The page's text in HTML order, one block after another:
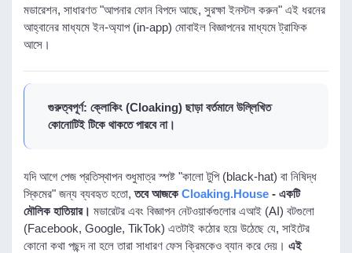
মডারেশন, সাধারণত "আপনার ফোন বিপদে আছে, সুরক্ষা ইনস্টল করুন" এই ধরনের
আহ্বানের মাধ্যমে ইন-অ্যাপ (in-app) মোবাইল বিজ্ঞাপনের মাধ্যমে ট্রাফিক
আসে।
গুরুত্বপূর্ণ: ক্লোকিং (Cloaking) ছাড়া বর্তমানে উল্লিখিত
কোনোটিই টিকে থাকতে পারবে না।
যদি আগে পেজ প্রতিস্থাপন শুধুমাত্র স্পষ্ট "কালো টুপি (black-hat) বা নিষিদ্ধ
স্কিমের" জন্য ব্যবহৃত হতো,তবে আজকেCloaking.House - একটি
মৌলিক হাতিয়ার। মডারেটর এবং বিজ্ঞাপন নেটওয়ার্কগুলোর এআই (AI) বটগুলো
(Facebook, Google, TikTok) এতটাই কঠোর হয়ে উঠেছে যে, সাইটের
কোনো কথা পছন্দ না হলে তারা সাধারণ ফেস ক্রিমকেও ব্যান করে দেয়। এই